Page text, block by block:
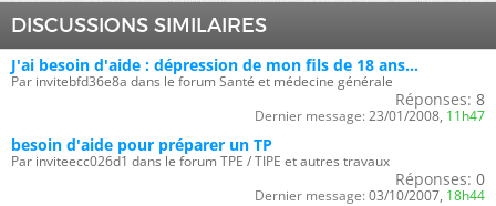
DISCUSSIONS SIMILAIRES
J'ai besoin d'aide : dépression de mon fils de 18 ans...
Par invitebfd36e8a dans le forum Santé et médecine générale
Réponses: 8
Dernier message: 23/01/2008, 11h47
besoin d'aide pour préparer un TP
Par inviteecc026d1 dans le forum TPE / TIPE et autres travaux
Réponses: 0
Dernier message: 03/10/2007, 18h44